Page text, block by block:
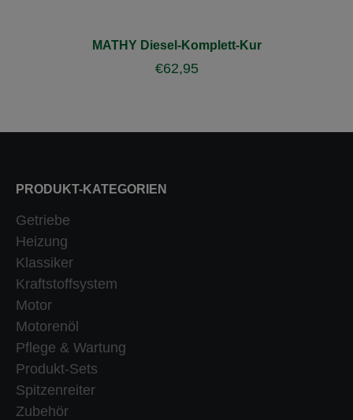
MATHY Diesel-Komplett-Kur
€62,95
PRODUKT-KATEGORIEN
Getriebe
Heizung
Klassiker
Kraftstoffsystem
Motor
Motorenöl
Pflege & Wartung
Produkt-Sets
Spitzenreiter
Zubehör